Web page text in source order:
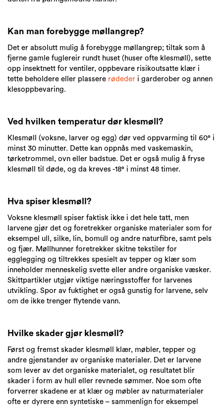
Kan man forebygge møllangrep?
Det er absolutt mulig å forebygge møllangrep; tiltak som å
fjerne gamle fuglereir rundt huset (huser ofte klesmøll), sette
opp insektnett for ventiler, oppbevare risikoutsatte klær i
tette beholdere eller plassere rødeder i garderober og annen
klesoppbevaring.
Ved hvilken temperatur dør klesmøll?
Klesmøll (voksne, larver og egg) dør ved oppvarming til 60° i
minst 30 minutter. Dette kan oppnås med vaskemaskin,
tørketrommel, ovn eller badstue. Det er også mulig å fryse
klesmøll til døde, og da kreves -18° i minst 48 timer.
Hva spiser klesmøll?
Voksne klesmøll spiser faktisk ikke i det hele tatt, men
larvene gjør det og foretrekker organiske materialer som for
eksempel ull, silke, lin, bomull og andre naturfibre, samt pels
og fjær. Møllhunner foretrekker skitne tekstiler for
egglegging og tiltrekkes spesielt av tepper og klær som
inneholder menneskelig svette eller andre organiske væsker.
Skittpartikler utgjør viktige næringsstoffer for larvenes
utvikling. Spor av fuktighet er også gunstig for larvene, selv
om de ikke trenger flytende vann.
Hvilke skader gjør klesmøll?
Først og fremst skader klesmøll klær, møbler, tepper og
andre gjenstander av organiske materialer. Det er larvene
som lever av det organiske materialet, og resultatet blir
skader i form av hull eller revnede sømmer. Noe som ofte
forverrer skadene er at klær og møbler av naturmaterialer
ofte er dyrere enn syntetiske – sammenlign for eksempel